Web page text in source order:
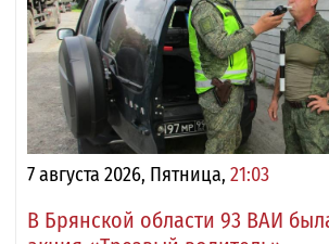
7 августа 2026, Пятница, 21:03
В Брянской области 93 ВАИ